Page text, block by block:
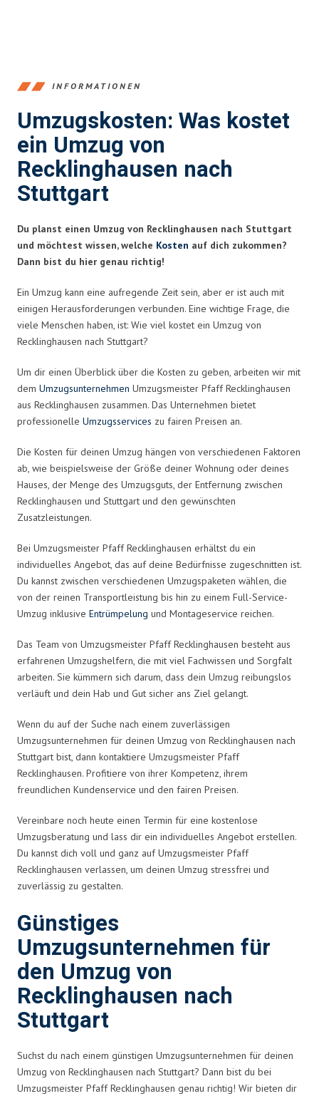
INFORMATIONEN
Umzugskosten: Was kostet
ein Umzug von
Recklinghausen nach
Stuttgart
Du planst einen Umzug von Recklinghausen nach Stuttgart
und möchtest wissen, welche Kosten auf dich zukommen?
Dann bist du hier genau richtig!
Ein Umzug kann eine aufregende Zeit sein, aber er ist auch mit
einigen Herausforderungen verbunden. Eine wichtige Frage, die
viele Menschen haben, ist: Wie viel kostet ein Umzug von
Recklinghausen nach Stuttgart?
Um dir einen Überblick über die Kosten zu geben, arbeiten wir mit
dem Umzugsunternehmen Umzugsmeister Pfaff Recklinghausen
aus Recklinghausen zusammen. Das Unternehmen bietet
professionelle Umzugsservices zu fairen Preisen an.
Die Kosten für deinen Umzug hängen von verschiedenen Faktoren
ab, wie beispielsweise der Größe deiner Wohnung oder deines
Hauses, der Menge des Umzugsguts, der Entfernung zwischen
Recklinghausen und Stuttgart und den gewünschten
Zusatzleistungen.
Bei Umzugsmeister Pfaff Recklinghausen erhältst du ein
individuelles Angebot, das auf deine Bedürfnisse zugeschnitten ist.
Du kannst zwischen verschiedenen Umzugspaketen wählen, die
von der reinen Transportleistung bis hin zu einem Full-Service-
Umzug inklusive Entrümpelung und Montageservice reichen.
Das Team von Umzugsmeister Pfaff Recklinghausen besteht aus
erfahrenen Umzugshelfern, die mit viel Fachwissen und Sorgfalt
arbeiten. Sie kümmern sich darum, dass dein Umzug reibungslos
verläuft und dein Hab und Gut sicher ans Ziel gelangt.
Wenn du auf der Suche nach einem zuverlässigen
Umzugsunternehmen für deinen Umzug von Recklinghausen nach
Stuttgart bist, dann kontaktiere Umzugsmeister Pfaff
Recklinghausen. Profitiere von ihrer Kompetenz, ihrem
freundlichen Kundenservice und den fairen Preisen.
Vereinbare noch heute einen Termin für eine kostenlose
Umzugsberatung und lass dir ein individuelles Angebot erstellen.
Du kannst dich voll und ganz auf Umzugsmeister Pfaff
Recklinghausen verlassen, um deinen Umzug stressfrei und
zuverlässig zu gestalten.
Günstiges
Umzugsunternehmen für
den Umzug von
Recklinghausen nach
Stuttgart
Suchst du nach einem günstigen Umzugsunternehmen für deinen
Umzug von Recklinghausen nach Stuttgart? Dann bist du bei
Umzugsmeister Pfaff Recklinghausen genau richtig! Wir bieten dir